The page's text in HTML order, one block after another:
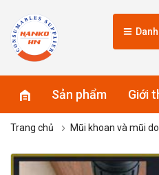
Sản phẩm Giới
Trang chủ Mũi khoan và mũi